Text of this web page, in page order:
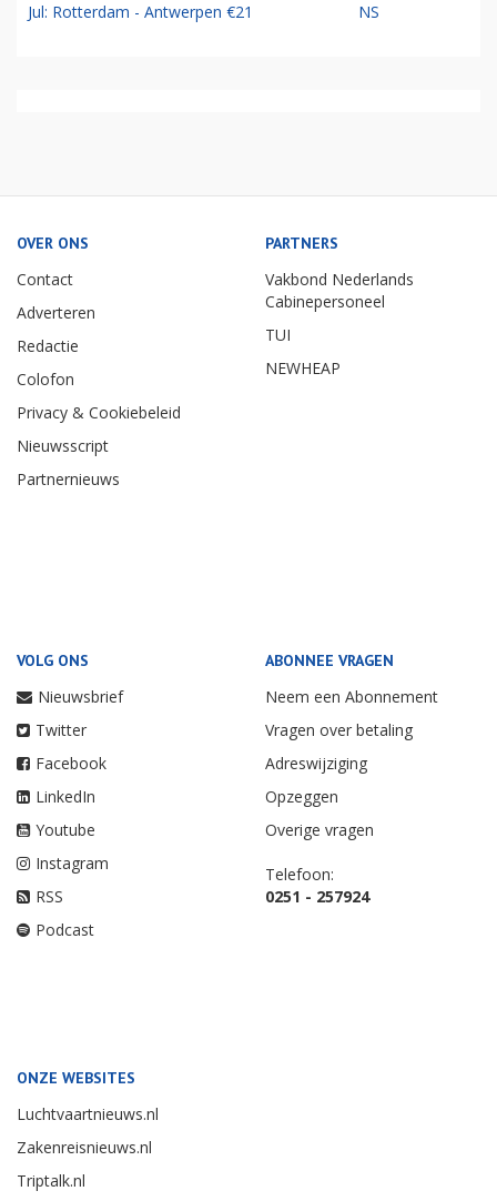
Jul: Rotterdam - Antwerpen €21 NS
OVER ONS
Contact
Adverteren
Redactie
Colofon
Privacy & Cookiebeleid
Nieuwsscript
Partnernieuws
PARTNERS
Vakbond Nederlands
Cabinepersoneel
TUI
NEWHEAP
VOLG ONS
Nieuwsbrief
Twitter
Facebook
LinkedIn
Youtube
Instagram
RSS
Podcast
ABONNEE VRAGEN
Neem een Abonnement
Vragen over betaling
Adreswijziging
Opzeggen
Overige vragen
Telefoon:
0251 - 257924
ONZE WEBSITES
Luchtvaartnieuws.nl
Zakenreisnieuws.nl
Triptalk.nl